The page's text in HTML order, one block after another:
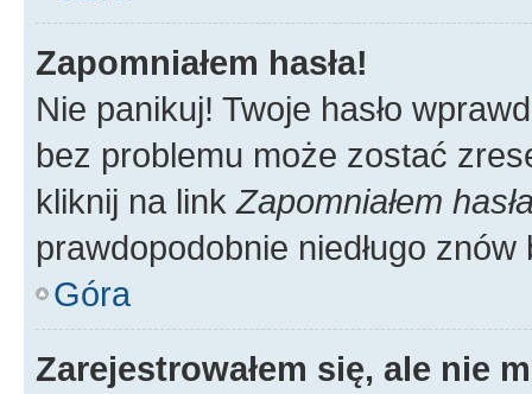
Zapomniałem hasła!
Nie panikuj! Twoje hasło
bez problemu może zostać
kliknij na linkZapomniałem
prawdopodobnie niedługo
Góra
Zarejestrowałem się, ale nie